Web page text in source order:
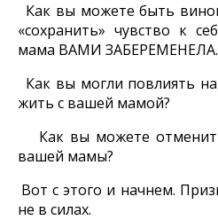
Как вы можете быть
«сохранить» чувство к
мама ВАМИ ЗАБЕРЕМЕНЕЛА.
Как вы могли повлиять
жить с вашей мамой?
Как вы можете
вашей мамы?
Вот с этого и начнем.
не в силах.